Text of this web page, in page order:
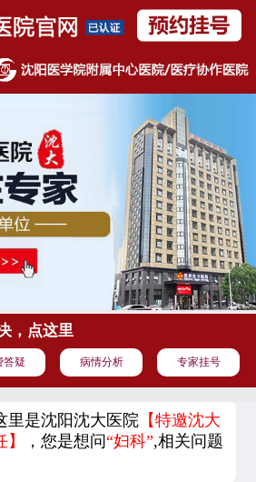
，点这里
答疑 病情分析 专家挂号
里是沈阳沈大医院 【特邀沈大
，您是想问“妇科”,相关问题